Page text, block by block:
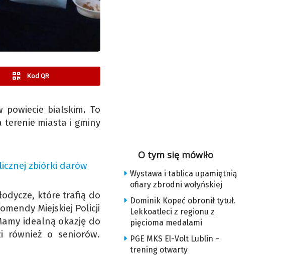
Kod QR
powiecie bialskim. To
terenie miasta i gminy
zbiórki darów
które trafią do
Miejskiej Policji
idealną okazję do
również o seniorów.
O tym się mówiło
Wystawa i tablica upamiętnią
ofiary zbrodni wołyńskiej
Dominik Kopeć obronił tytuł.
Lekkoatleci z regionu z
pięcioma medalami
PGE MKS El-Volt Lublin –
trening otwarty